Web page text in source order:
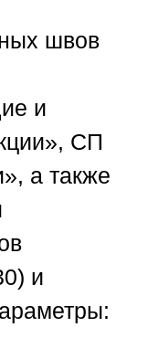
швов
и
СП
а также
и